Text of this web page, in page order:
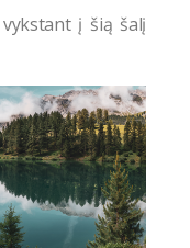
į šią šalį